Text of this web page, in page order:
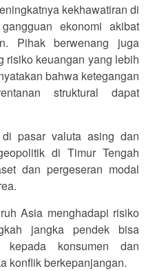
kekhawatiran di
ekonomi akibat
Pihak berwenang juga
risiko keuangan yang lebih
bahwa ketegangan
struktural dapat
pasar valuta asing dan
di Timur Tengah
dan pergeseran modal
Asia menghadapi risiko
jangka pendek bisa
konsumen dan
konflik berkepanjangan.